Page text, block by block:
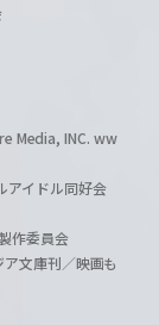
Media, INC. ww
アイドル同好会
作委員会
文庫刊／映画も